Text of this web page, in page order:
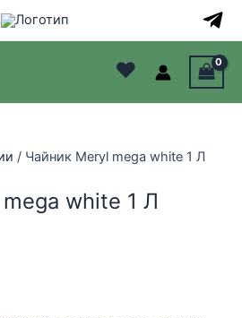
♥
/ Чайник Meryl mega white 1 Л
white 1 Л